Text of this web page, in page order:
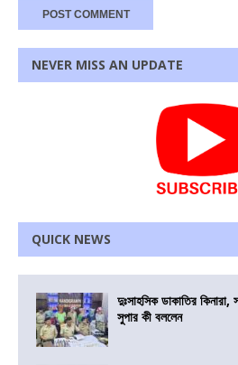
NEVER MISS AN UPDATE
QUICK NEWS
দুঃসাহসিক ডাকাতির কিনারা,
সুপার কী বললেন